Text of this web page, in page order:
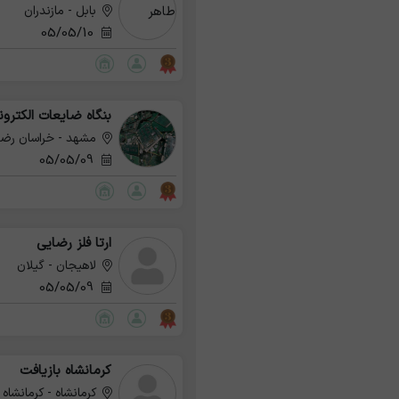
بابل - مازندران
بنگاه ضایعات
مشهد - خراسان
ارتا فلز رضایی
لاهیجان - گیلان
کرمانشاه بازیافت
کرمانشاه - کرمانشاه